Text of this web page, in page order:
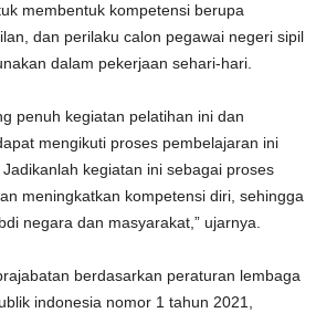
membentuk kompetensi berupa
dan perilaku calon pegawai negeri sipil
dalam pekerjaan sehari-hari.
penuh kegiatan pelatihan ini dan
mengikuti proses pembelajaran ini
kegiatan ini sebagai proses
meningkatkan kompetensi diri, sehingga
negara dan masyarakat,” ujarnya.
berdasarkan peraturan lembaga
indonesia nomor 1 tahun 2021,